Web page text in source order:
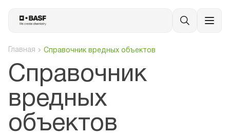
Главная Справочник вредных объектов
Cправочник
вредных
объектов